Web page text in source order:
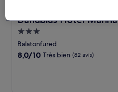
Danubius Hotel Marina
Danubius Hotel Marina
Hébergement
3.0 étoiles
Balatonfured
8.0
8,0/10 Très bien (82 avis)